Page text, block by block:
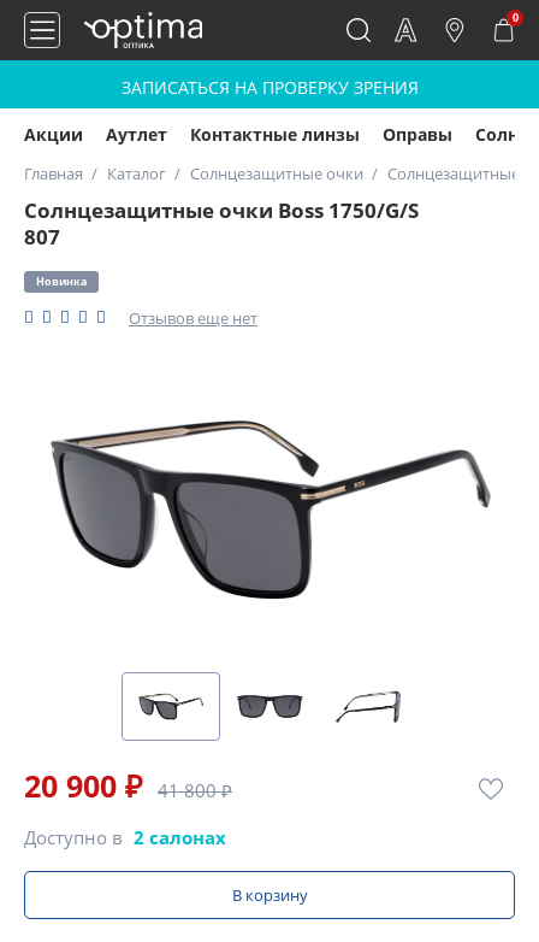
0
ЗАПИСАТЬСЯ НА ПРОВЕРКУ ЗРЕНИЯ
Акции Аутлет Контактные линзы Оправы
Главная Каталог Солнцезащитные очки Солнцезащитные
Солнцезащитные очки Boss 1750/G/S
807
Новинка
Отзывов еще нет
20 900 ₽ 41 800 ₽
Доступно в 2 салонах
В корзину